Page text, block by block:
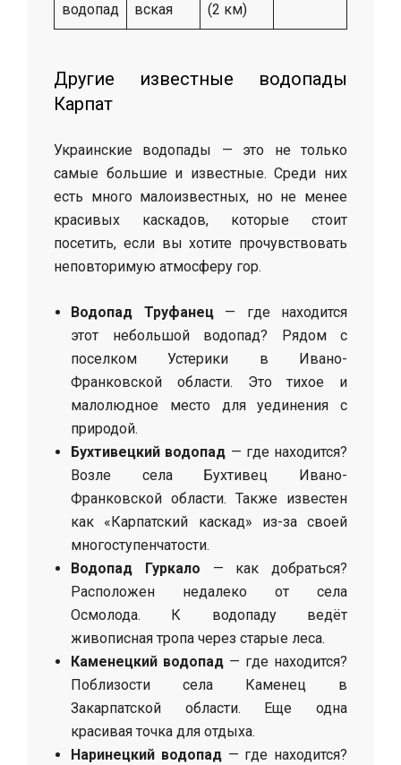
водопад
вская
(2 км)
Другие известные водопады
Карпат
Украинские водопады — это не только
самые большие и известные. Среди них
есть много малоизвестных, но не менее
красивых каскадов, которые стоит
посетить, если вы хотите прочувствовать
неповторимую атмосферу гор.
Водопад Труфанец— где находится
этот небольшой водопад? Рядом с
поселком Устерики в Ивано-
Франковской области. Это тихое и
малолюдное место для уединения с
природой.
Бухтивецкий водопад — где находится?
Возле села Бухтивец Ивано-
Франковской области. Также известен
как «Карпатский каскад» из-за своей
многоступенчатости.
Водопад Гуркало — как добраться?
Расположен недалеко от села
Осмолода. К водопаду ведёт
живописная тропа через старые леса.
Каменецкий водопад — где находится?
Поблизости села Каменец в
Закарпатской области. Еще одна
красивая точка для отдыха.
Наринецкий водопад— где находится?